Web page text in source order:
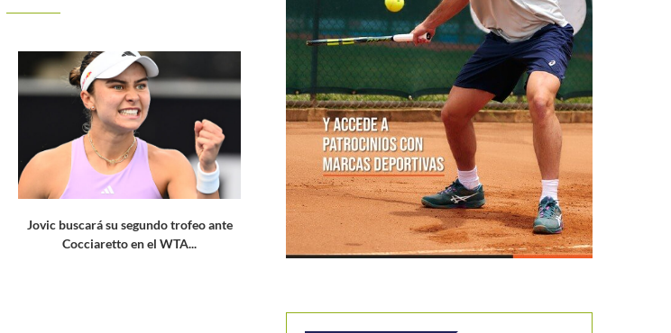
Jovic buscará su segundo trofeo ante
Cocciaretto en el WTA...
El tenis colombiano se toma el J1 de
Salinas
US Open 2022: Daria
procedente del cuadro
elimina...